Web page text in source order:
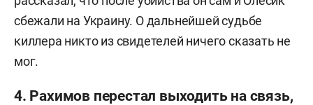
сбежали на Украину. О дальнейшей судьбе
киллера никто из свидетелей ничего сказать не
мог.
4. Рахимов перестал выходить на связь,